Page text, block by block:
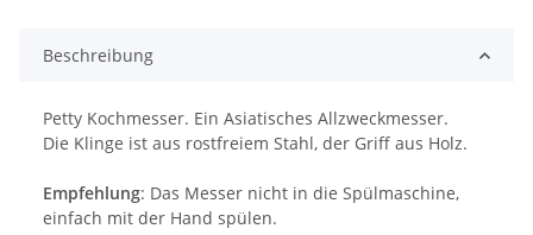
Beschreibung
Petty Kochmesser. Ein Asiatisches Allzweckmesser.
Die Klinge ist aus rostfreiem Stahl, der Griff aus Holz.
Empfehlung: Das Messer nicht in die Spülmaschine,
einfach mit der Hand spülen.